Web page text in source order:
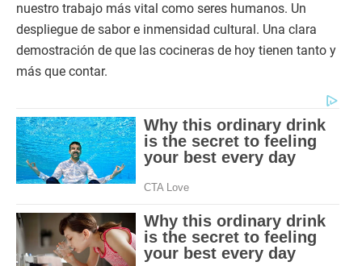
nuestro trabajo más vital como seres humanos. Un
despliegue de sabor e inmensidad cultural. Una clara
demostración de que las cocineras de hoy tienen tanto y
más que contar.